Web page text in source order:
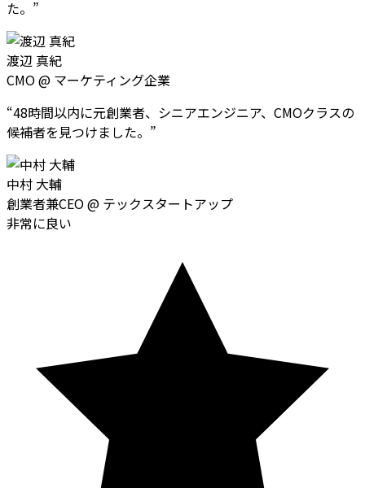
た。 ”
渡辺 真紀
CMO@ マーケティング企業
“48時間以内に元創業者、シニアエンジニア、CMOクラスの
候補者を見つけました。 ”
中村 大輔
創業者兼CEO@ テックスタートアップ
非常に良い